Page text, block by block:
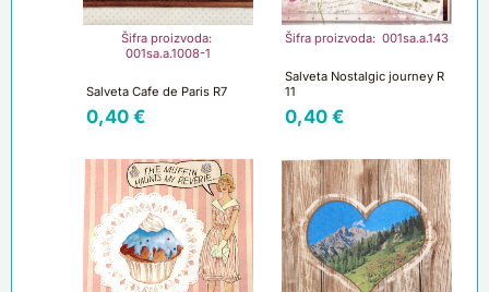
Šifra proizvoda:
001sa.a.1008-1
Salveta Cafe de Paris R7
0,40 €
Šifra proizvoda: 001sa.a.143
Salveta Nostalgic journey R
11
0,40 €